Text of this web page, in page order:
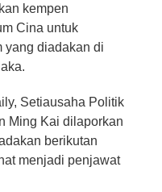
kempen
Cina untuk
yang diadakan di
Setiausaha Politik
Ming Kai dilaporkan
berikutan
menjadi penjawat